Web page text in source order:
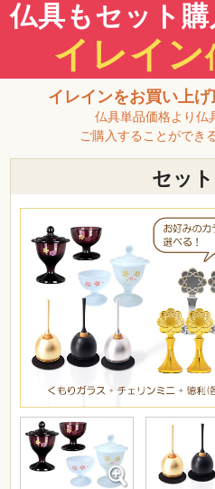
仏具もセット
イレイン
イレインをお買い上げ
仏具単品価格より仏
ご購入することができ
セッ